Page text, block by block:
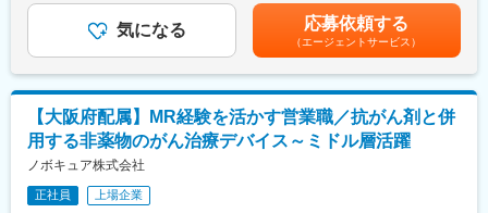
行していただきます。一つの業務に特化せず、ご経験と意欲に応
じて幅広く様々な業務を担当いただけます。
■フレックスタイム制を導入しており非常に働きやすい環境です。
【当社について】
■医薬品・健康食品であるソフトカプセル製剤を製造しています。
"患者さま第一"をモットーにグローバル展開するグループの一員で
す。
■世界30か国で事業を展開する同社ですが、日本はアジアで唯一
製造・開発拠点を保有しています。
日本の品質の高さ、技術力が期待されています。掛川工場は1980
医師、薬剤師に課題解決するための医薬品情報を提供、副作用情
報を収集を行っていただきます。
《具体的には...》
■新薬のプロモーション
■長期収載品の市場拡大
■ジェネリック医薬品のプロモーション
※プロジェクトの状況によっては、選考保留（ご紹介できるプロジ
ェクトが出るまで保留）となる場合もございますのであらかじめ
ご認識の程よろしくお願いします※
度支給）※ただし支給条件有。賃金はあくまでも目安の金額であ
り、選考を通じて上下する可能性があります。月給(月額)は固定手
当を含めた表記です。
気になる 応募依頼する
（エージェントサービス）
【大阪府配属】MR経験を活かす営業職／抗がん剤と併
用する非薬物のがん治療デバイス～ミドル層活躍
ノボキュア株式会社
正社員 上場企業